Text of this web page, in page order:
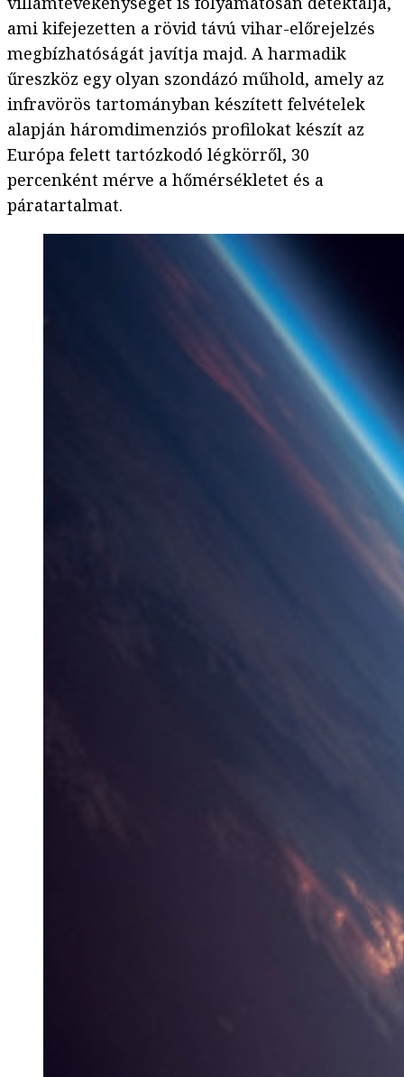
ami kifejezetten a rövid távú vihar-előrejelzés
megbízhatóságát javítja majd. A harmadik
űreszköz egy olyan szondázó műhold, amely az
infravörös tartományban készített felvételek
alapján háromdimenziós profilokat készít az
Európa felett tartózkodó légkörről, 30
percenként mérve a hőmérsékletet és a
páratartalmat.